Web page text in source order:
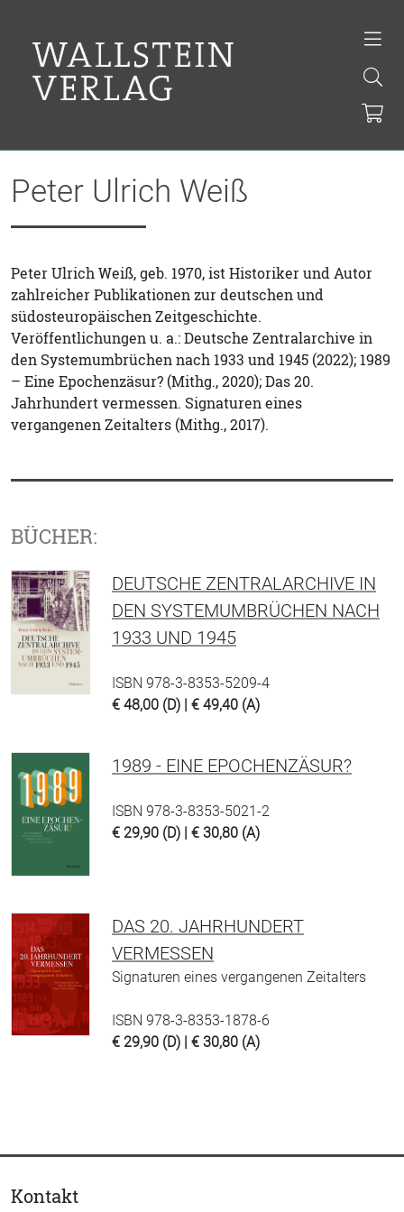
Peter Ulrich Weiß
Peter Ulrich Weiß, geb. 1970, ist Historiker und Autor
zahlreicher Publikationen zur deutschen und
südosteuropäischen Zeitgeschichte.
Veröffentlichungen u. a.: Deutsche Zentralarchive in
den Systemumbrüchen nach 1933 und 1945 (2022); 1989
– Eine Epochenzäsur? (Mithg., 2020); Das 20.
Jahrhundert vermessen. Signaturen eines
vergangenen Zeitalters (Mithg., 2017).
BÜCHER:
DEUTSCHE ZENTRALARCHIVE IN
DEN SYSTEMUMBRÜCHEN NACH
1933 UND 1945
ISBN 978-3-8353-5209-4
€ 48,00 (D) | € 49,40 (A)
1989 - EINE EPOCHENZÄSUR?
ISBN 978-3-8353-5021-2
€ 29,90 (D) | € 30,80 (A)
DAS 20. JAHRHUNDERT
VERMESSEN
Signaturen eines vergangenen Zeitalters
ISBN 978-3-8353-1878-6
€ 29,90 (D) | € 30,80 (A)
Kontakt